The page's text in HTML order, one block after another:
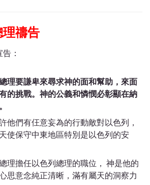
禱告
：
理要謙卑來尋求神的面和幫助，來面
的挑戰。神的公義和憐憫必彰顯在納
他們有仼意妄為的行動敵對以色列，
使保守中東地區特別是以色列的安
理擔任以色列總理的職位， 神是他的
思意念純正清晰，滿有屬天的洞察力